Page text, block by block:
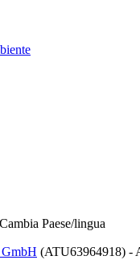
Cambia Paese/lingua
GmbH (ATU63964918) -